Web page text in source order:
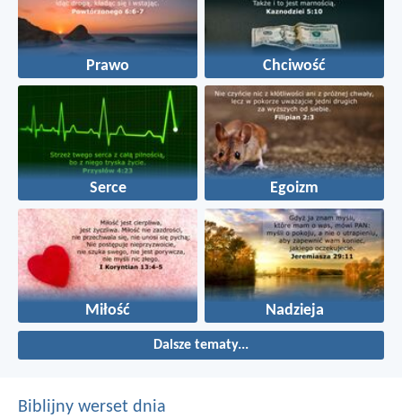
Prawo Chciwość
Serce Egoizm
Miłość Nadzieja
Dalsze tematy...
Biblijny werset dnia